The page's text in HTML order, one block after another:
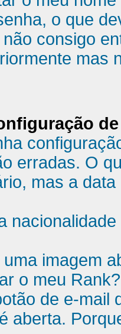
o que
consigo
mas
erradas. O
mas a
imagem
o meu Rank?
de e-mail
aberta.